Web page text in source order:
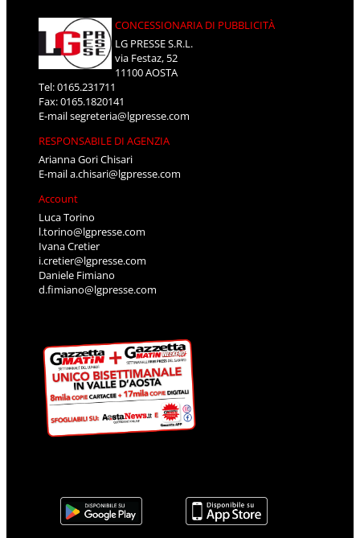
CONCESSIONARIA DI PUBBLICITÀ
LG PRESSE S.R.L.
via Festaz, 52
11100 AOSTA
Tel: 0165.231711
Fax: 0165.1820141
E-mailsegreteria@lgpresse.com
RESPONSABILE DI AGENZIA
Arianna Gori Chisari
E-maila.chisari@lgpresse.com
Account
Luca Torino
l.torino@lgpresse.com
Ivana Cretier
i.cretier@lgpresse.com
Daniele Fimiano
d.fimiano@lgpresse.com